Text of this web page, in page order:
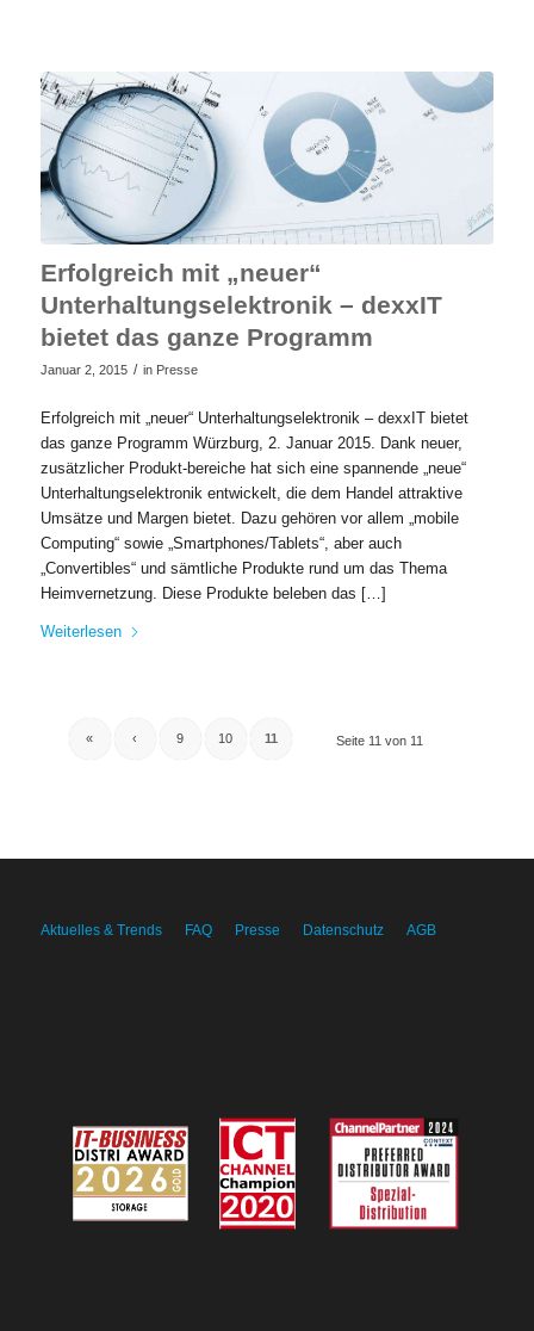
Erfolgreich mit „neuer“
Unterhaltungselektronik – dexxIT
bietet das ganze Programm
Januar 2, 2015 / in Presse
Erfolgreich mit „neuer“ Unterhaltungselektronik – dexxIT bietet
das ganze Programm Würzburg, 2. Januar 2015. Dank neuer,
zusätzlicher Produkt-bereiche hat sich eine spannende „neue“
Unterhaltungselektronik entwickelt, die dem Handel attraktive
Umsätze und Margen bietet. Dazu gehören vor allem „mobile
Computing“ sowie „Smartphones/Tablets“, aber auch
„Convertibles“ und sämtliche Produkte rund um das Thema
Heimvernetzung. Diese Produkte beleben das […]
Weiterlesen
Seite 11 von 11
« ‹ 9 10 11
Aktuelles & Trends FAQ Presse Datenschutz AGB